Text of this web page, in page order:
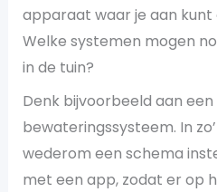
apparaat waar je aan kunt
Welke systemen mogen
in de tuin?
Denk bijvoorbeeld aan een
bewateringssysteem. In
wederom een schema
met een app, zodat er op